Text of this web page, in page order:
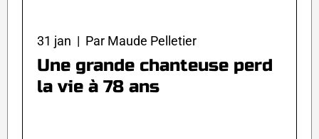
31 jan | Par Maude Pelletier
Une grande chanteuse perd
la vie à 78 ans